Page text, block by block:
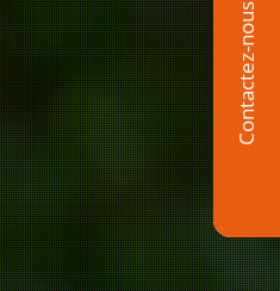
Contactez-nous